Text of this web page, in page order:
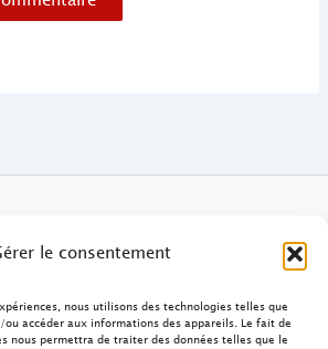
le consentement
nous utilisons des technologies telles que
accéder aux informations des appareils. Le fait de
nous permettra de traiter des données telles que le